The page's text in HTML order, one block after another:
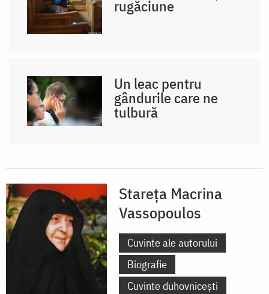
rugăciune
Un leac pentru
gândurile care ne
tulbură
Stareța Macrina
Vassopoulos
Cuvinte ale autorului
Biografie
Cuvinte duhovnicești